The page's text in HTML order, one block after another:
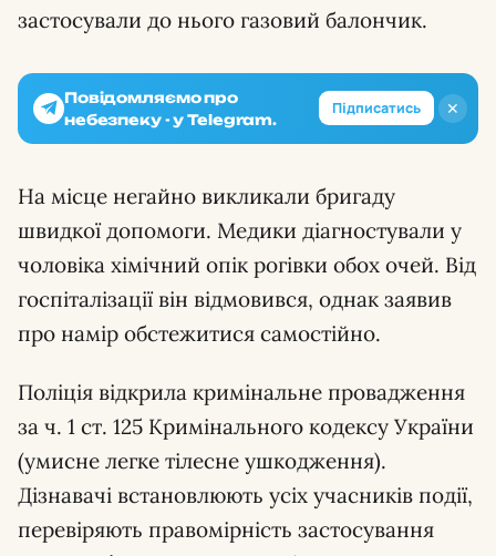
застосували до нього газовий балончик.
✕
Повідомляємо про
небезпеку - у Telegram.
Підписатись
На місце негайно викликали бригаду
швидкої допомоги. Медики діагностували у
чоловіка хімічний опік рогівки обох очей. Від
госпіталізації він відмовився, однак заявив
про намір обстежитися самостійно.
Поліція відкрила кримінальне провадження
за ч. 1 ст. 125 Кримінального кодексу України
(умисне легке тілесне ушкодження).
Дізнавачі встановлюють усіх учасників події,
перевіряють правомірність застосування